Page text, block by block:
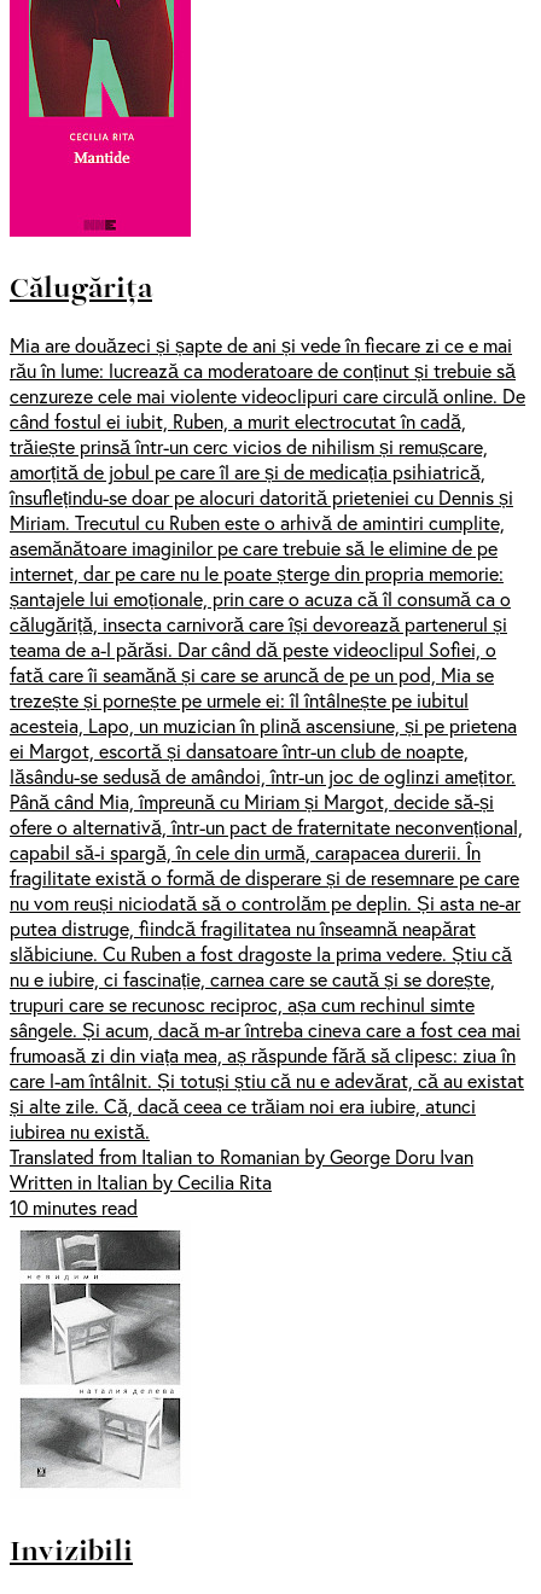
Călugărița
Mia are douăzeci și șapte de ani și vede în fiecare zi ce e mai
rău în lume: lucrează ca moderatoare de conținut și trebuie să
cenzureze cele mai violente videoclipuri care circulă online. De
când fostul ei iubit, Ruben, a murit electrocutat în cadă,
trăiește prinsă într-un cerc vicios de nihilism și remușcare,
amorțită de jobul pe care îl are și de medicația psihiatrică,
însuflețindu-se doar pe alocuri datorită prieteniei cu Dennis și
Miriam. Trecutul cu Ruben este o arhivă de amintiri cumplite,
asemănătoare imaginilor pe care trebuie să le elimine de pe
internet, dar pe care nu le poate șterge din propria memorie:
șantajele lui emoționale, prin care o acuza că îl consumă ca o
călugăriță, insecta carnivoră care își devorează partenerul și
teama de a-l părăsi. Dar când dă peste videoclipul Sofiei, o
fată care îi seamănă și care se aruncă de pe un pod, Mia se
trezește și pornește pe urmele ei: îl întâlnește pe iubitul
acesteia, Lapo, un muzician în plină ascensiune, și pe prietena
ei Margot, escortă și dansatoare într-un club de noapte,
lăsându-se sedusă de amândoi, într-un joc de oglinzi amețitor.
Până când Mia, împreună cu Miriam și Margot, decide să-și
ofere o alternativă, într-un pact de fraternitate neconvențional,
capabil să-i spargă, în cele din urmă, carapacea durerii. În
fragilitate există o formă de disperare și de resemnare pe care
nu vom reuși niciodată să o controlăm pe deplin. Și asta ne-ar
putea distruge, fiindcă fragilitatea nu înseamnă neapărat
slăbiciune. Cu Ruben a fost dragoste la prima vedere. Știu că
nu e iubire, ci fascinație, carnea care se caută și se dorește,
trupuri care se recunosc reciproc, așa cum rechinul simte
sângele. Și acum, dacă m-ar întreba cineva care a fost cea mai
frumoasă zi din viața mea, aș răspunde fără să clipesc: ziua în
care l-am întâlnit. Și totuși știu că nu e adevărat, că au existat
și alte zile. Că, dacă ceea ce trăiam noi era iubire, atunci
iubirea nu există.
Translated from Italian to Romanian by George Doru Ivan
Written in Italian by Cecilia Rita
10 minutes read
Invizibili